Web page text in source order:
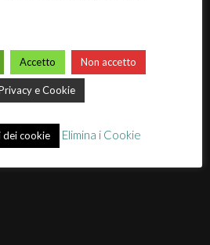
Accetto Non accetto
e Cookie
dei cookie Elimina i Cookie